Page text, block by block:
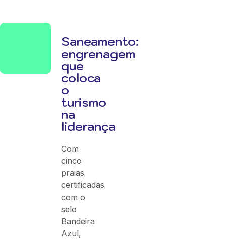
Saneamento:
engrenagem
que
coloca
o
turismo
na
liderança
Com
cinco
praias
certificadas
com o
selo
Bandeira
Azul,